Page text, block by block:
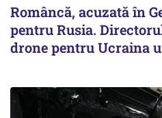
Româncă, acuzată în
pentru Rusia.
drone pentru Ucraina